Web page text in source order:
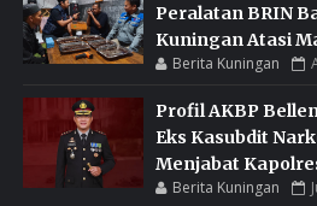
Peralatan BRIN
Kuningan Atasi
Berita Kuningan
Profil AKBP
Eks Kasubdit
Menjabat
Berita Kuningan